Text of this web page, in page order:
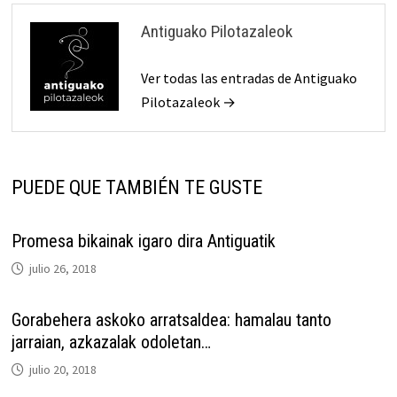
Antiguako Pilotazaleok
Ver todas las entradas de Antiguako
Pilotazaleok →
PUEDE QUE TAMBIÉN TE GUSTE
Promesa bikainak igaro dira Antiguatik
julio 26, 2018
Gorabehera askoko arratsaldea: hamalau tanto
jarraian, azkazalak odoletan…
julio 20, 2018